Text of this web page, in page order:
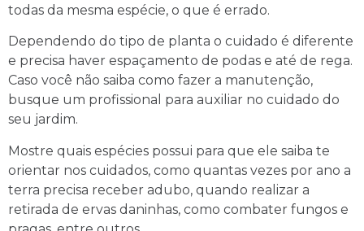
todas da mesma espécie, o que é errado.
Dependendo do tipo de planta o cuidado é diferente
e precisa haver espaçamento de podas e até de rega.
Caso você não saiba como fazer a manutenção,
busque um profissional para auxiliar no cuidado do
seu jardim.
Mostre quais espécies possui para que ele saiba te
orientar nos cuidados, como quantas vezes por ano a
terra precisa receber adubo, quando realizar a
retirada de ervas daninhas, como combater fungos e